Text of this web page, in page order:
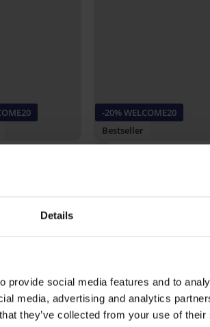
Details
provide social media features and to
media, advertising and analytics
they’ve collected from your use of
WELCOME20
-20% WELCOME20
Bestseller